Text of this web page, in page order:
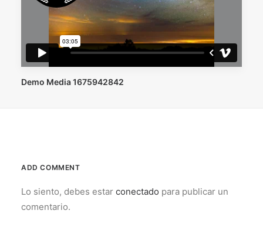
Demo Media 1675942842
ADD COMMENT
Lo siento, debes estar conectado para publicar un
comentario.